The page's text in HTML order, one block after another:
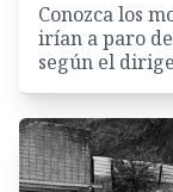
Conozca los
irían a paro
según el